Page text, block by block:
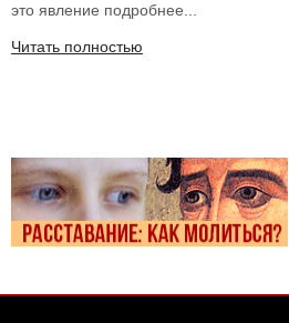
это явление подробнее...
Читать полностью